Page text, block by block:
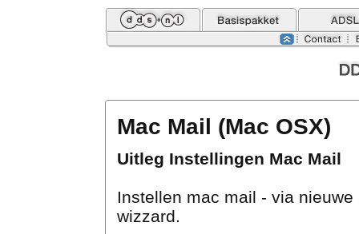
Mac Mail (Mac OSX)
Uitleg Instellingen Mac Mail
Instellen mac mail - via nieuwe
wizzard.